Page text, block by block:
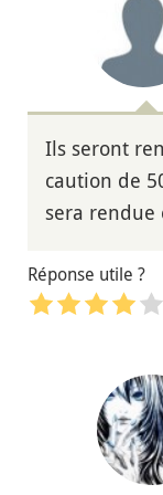
Ils seront
caution de
sera rendue
Réponse utile ?